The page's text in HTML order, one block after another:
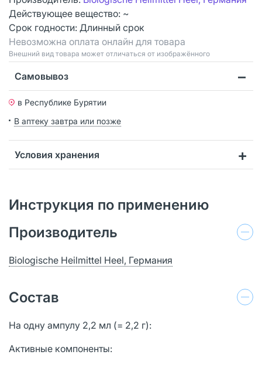
Действующее вещество: ~
Срок годности: Длинный срок
Невозможна оплата онлайн для товара
Bнешний вид товара может отличаться от изображённого
Самовывоз
в Республике Бурятии
В аптеку завтра или позже
Условия хранения
Инструкция по применению
Производитель
Biologische Heilmittel Heel, Германия
Состав
На одну ампулу 2,2 мл (= 2,2 г):
Активные компоненты: